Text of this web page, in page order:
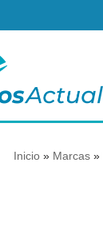
Inicio» Marcas»